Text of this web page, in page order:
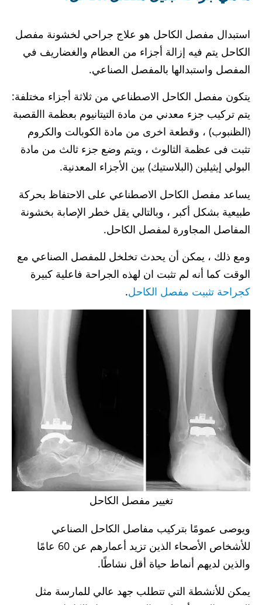
استبدال مفصل الكاحل هو علاج جراحي لخشونة مفصل
الكاحل يتم فيه إزالة أجزاء من العظام والغضاريف في
المفصل واستبدالها بالمفصل الصناعي.
يتكون مفصل الكاحل الاصطناعي من ثلاثة أجزاء مختلفة:
يتم تركيب جزء معدني من مادة التيتانيوم بعظمة االقصبة
(الظنبوب) ، وقطعة اخرى من مادة الكوبالت والكروم
تثبت فى عظمة الثالوث ، ويتم وضع جزء ثالث من مادة
البولي إيثيلين (البلاستيك) بين الأجزاء المعدنية.
يساعد مفصل الكاحل الاصطناعي على الاحتفاظ بحركة
طبيعية بشكل أكبر ، وبالتالي يقل خطر الإصابة بخشونة
المفاصل المجاورة لمفصل الكاحل.
ومع ذلك ، يمكن أن يحدث تخلخل للمفصل الصناعي مع
الوقت كما أنه لم تثبت ان لهذه الجراحة فاعلية كبيرة
كجراحة تثبيت مفصل الكاحل.
تغيير مفصل الكاحل
ويوصى عمومًا بتركيب مفاصل الكاحل الصناعي
للأشخاص الأصحاء الذين تزيد أعمارهم عن 60 عامًا
والذين لديهم أنماط حياة أقل نشاطًا.
يمكن للأنشطة التي تتطلب جهد عالي للمارسة مثل